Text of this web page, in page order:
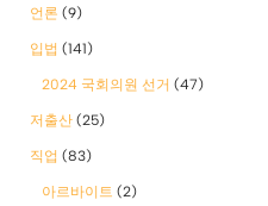
언론 (9)
입법 (141)
2024 국회의원 선거 (47)
저출산 (25)
직업 (83)
아르바이트 (2)